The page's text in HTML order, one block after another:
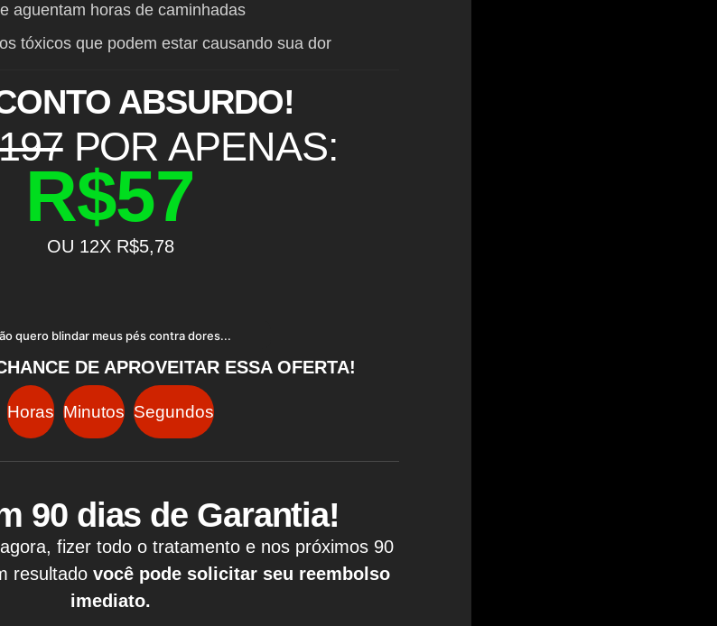
aguentam horas de caminhadas
tóxicos que podem estar causando sua dor
ABSURDO!
POR APENAS:
R$57
OU 12X R$5,78
quero blindar meus pés contra dores...
DE APROVEITAR ESSA OFERTA!
Horas Minutos Segundos
90 dias de Garantia!
fizer todo o tratamento e nos próximos 90
resultado você pode solicitar seu reembolso
imediato.